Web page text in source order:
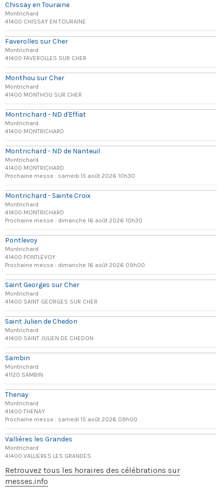
Chissay en Touraine
Montrichard
41400 CHISSAY EN TOURAINE
Faverolles sur Cher
Montrichard
41400 FAVEROLLES SUR CHER
Monthou sur Cher
Montrichard
41400 MONTHOU SUR CHER
Montrichard - ND d'Effiat
Montrichard
41400 MONTRICHARD
Montrichard - ND de Nanteuil
Montrichard
41400 MONTRICHARD
Prochaine messe : samedi 15 août 2026 10h30
Montrichard - Sainte Croix
Montrichard
41400 MONTRICHARD
Prochaine messe : dimanche 16 août 2026 10h30
Pontlevoy
Montrichard
41400 PONTLEVOY
Prochaine messe : dimanche 16 août 2026 09h00
Saint Georges sur Cher
Montrichard
41400 SAINT GEORGES SUR CHER
Saint Julien de Chedon
Montrichard
41400 SAINT JULIEN DE CHEDON
Sambin
Montrichard
41120 SAMBIN
Thenay
Montrichard
41400 THENAY
Prochaine messe : samedi 15 août 2026 09h00
Vallières les Grandes
Montrichard
41400 VALLIERES LES GRANDES
Retrouvez tous les horaires des célébrations sur
messes.info